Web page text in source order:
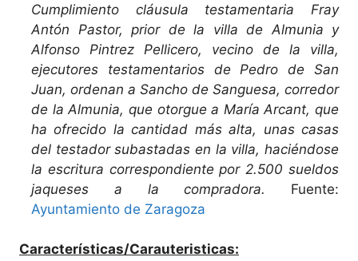
Cumplimiento cláusula testamentaria Fray
Antón Pastor, prior de la villa de Almunia y
Alfonso Pintrez Pellicero, vecino de la villa,
ejecutores testamentarios de Pedro de San
Juan, ordenan a Sancho de Sanguesa, corredor
de la Almunia, que otorgue a María Arcant, que
ha ofrecido la cantidad más alta, unas casas
del testador subastadas en la villa, haciéndose
la escritura correspondiente por 2.500 sueldos
jaqueses a la compradora.
Fuente:
Ayuntamiento de Zaragoza
Características/Carauteristicas: